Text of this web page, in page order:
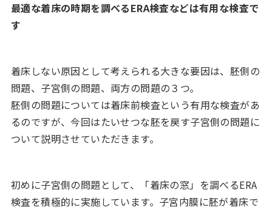
最適な着床の時期を調べるERA検査などは有用な検査で
す
着床しない原因として考えられる大きな要因は、胚側の
問題、子宮側の問題、両方の問題の３つ。
胚側の問題については着床前検査という有用な検査があ
るのですが、今回はたいせつな胚を戻す子宮側の問題に
ついて説明させていただきます。
初めに子宮側の問題として、「着床の窓」を調べるERA
検査を積極的に実施しています。子宮内膜に胚が着床で